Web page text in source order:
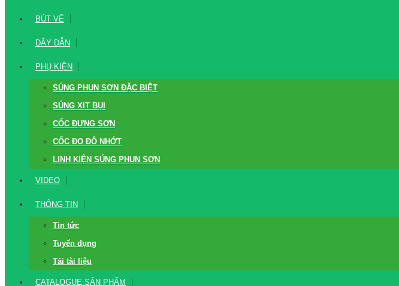
BÚT VẼ
DÂY DẪN
PHỤ KIỆN
SÚNG PHUN SƠN ĐẶC BIỆT
SÚNG XỊT BỤI
CỐC ĐỰNG SƠN
CỐC ĐO ĐỘ NHỚT
LINH KIỆN SÚNG PHUN SƠN
VIDEO
THÔNG TIN
Tin tức
Tuyển dụng
Tải tài liệu
CATALOGUE SẢN PHẨM